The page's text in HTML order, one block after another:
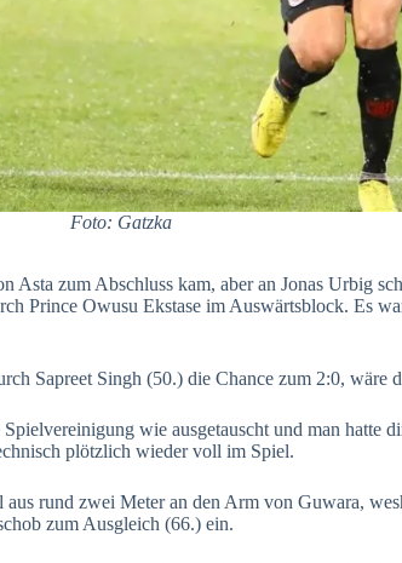
Foto: Gatzka
zum Abschluss kam, aber an Jonas Urbig
Prince Owusu Ekstase im Auswärtsblock. Es
Sapreet Singh (50.) die Chance zum 2:0,
wie ausgetauscht und man
plötzlich wieder voll im Spiel.
rund zwei Meter an den Arm von Guwara,
zum Ausgleich (66.) ein.